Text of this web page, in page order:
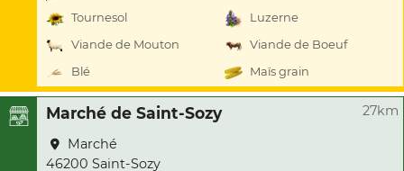
Tournesol
Luzerne
Viande de Mouton
Viande de Boeuf
Blé
Maïs grain
Marché de Saint-Sozy 27km
Marché
46200 Saint-Sozy